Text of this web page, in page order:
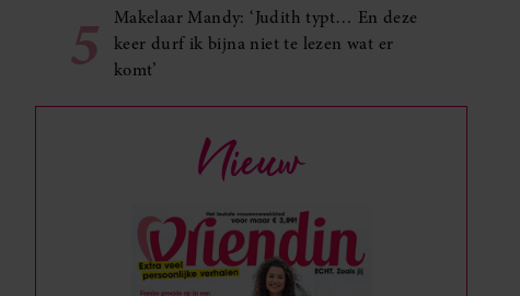
5
Makelaar Mandy: ‘Judith typt… En deze
keer durf ik bijna niet te lezen wat er
komt’
Nieuw